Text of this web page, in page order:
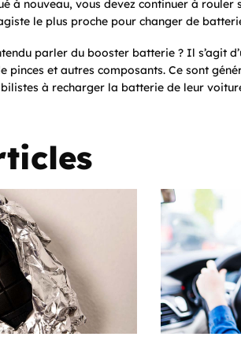
à nouveau, vous devez continuer à rouler
le plus proche pour changer de
parler du booster batterie ? Il s’agit
pinces et autres composants. Ce sont
à recharger la batterie de leur